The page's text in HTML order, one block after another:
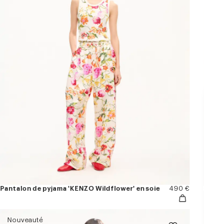
Pantalon de pyjama 'KENZO Wildflower' en soie 490 €
Nouveauté